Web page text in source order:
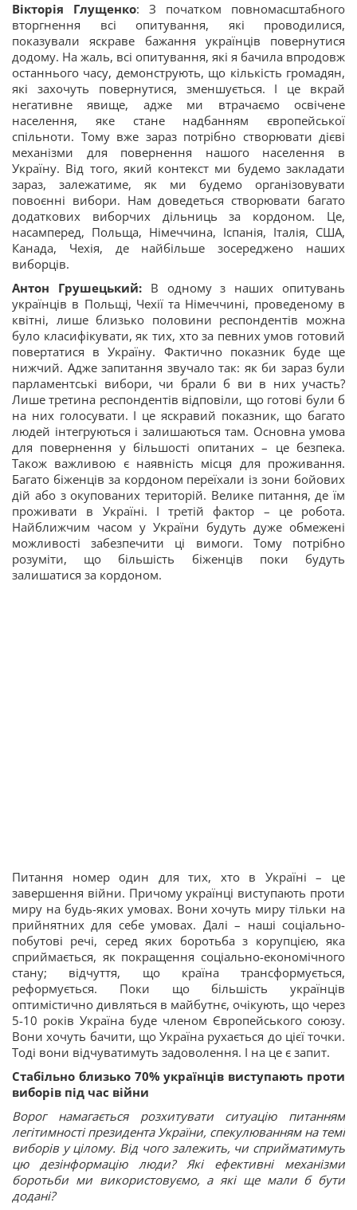
Вікторія Глущенко: З початком повномасштабного
вторгнення всі опитування, які проводилися,
показували яскраве бажання українців повернутися
додому. На жаль, всі опитування, які я бачила впродовж
останнього часу, демонструють, що кількість громадян,
які захочуть повернутися, зменшується. І це вкрай
негативне явище, адже ми втрачаємо освічене
населення, яке стане надбанням європейської
спільноти. Тому вже зараз потрібно створювати дієві
механізми для повернення нашого населення в
Україну. Від того, який контекст ми будемо закладати
зараз, залежатиме, як ми будемо організовувати
повоєнні вибори. Нам доведеться створювати багато
додаткових виборчих дільниць за кордоном. Це,
насамперед, Польща, Німеччина, Іспанія, Італія, США,
Канада, Чехія, де найбільше зосереджено наших
виборців.
Антон Грушецький:В одному з наших опитувань
українців в Польщі, Чехії та Німеччині, проведеному в
квітні, лише близько половини респондентів можна
було класифікувати, як тих, хто за певних умов готовий
повертатися в Україну. Фактично показник буде ще
нижчий. Адже запитання звучало так: як би зараз були
парламентські вибори, чи брали б ви в них участь?
Лише третина респондентів відповіли, що готові були б
на них голосувати. І це яскравий показник, що багато
людей інтегруються і залишаються там. Основна умова
для повернення у більшості опитаних – це безпека.
Також важливою є наявність місця для проживання.
Багато біженців за кордоном переїхали із зони бойових
дій або з окупованих територій. Велике питання, де їм
проживати в Україні. І третій фактор – це робота.
Найближчим часом у України будуть дуже обмежені
можливості забезпечити ці вимоги. Тому потрібно
розуміти, що більшість біженців поки будуть
залишатися за кордоном.
Питання номер один для тих, хто в Україні – це
завершення війни. Причому українці виступають проти
миру на будь-яких умовах. Вони хочуть миру тільки на
прийнятних для себе умовах. Далі – наші соціально-
побутові речі, серед яких боротьба з корупцією, яка
сприймається, як покращення соціально-економічного
стану; відчуття, що країна трансформується,
реформується. Поки що більшість українців
оптимістично дивляться в майбутнє, очікують, що через
5-10 років Україна буде членом Європейського союзу.
Вони хочуть бачити, що Україна рухається до цієї точки.
Тоді вони відчуватимуть задоволення. І на це є запит.
Стабільно близько 70% українців виступають проти
виборів під час війни
Ворог намагається розхитувати ситуацію питанням
легітимності президента України, спекулюванням на темі
виборів у цілому. Від чого залежить, чи сприйматимуть
цю дезінформацію люди? Які ефективні механізми
боротьби ми використовуємо, а які ще мали б бути
додані?